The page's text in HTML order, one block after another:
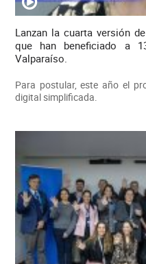
Lanzan la cuarta versión
que han beneficiado a
Valparaíso.
Para postular, este año el
digital simplificada.